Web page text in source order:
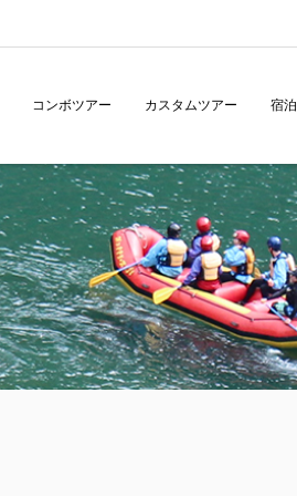
コンボツアー カスタムツアー 宿泊